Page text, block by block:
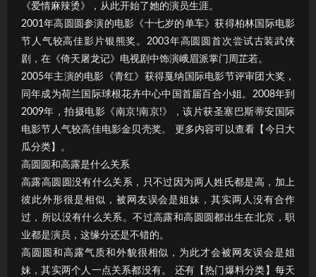
《爱情麻辣烫》，从此开始了她的演员生涯。
2001年高圆圆参演的电影《十七岁的单车》获得柏林国际电影
节人气较高佳影片银熊奖。2003年高圆圆首次尝试古装武侠
剧，在《倚天屠龙记》电视剧中饰演峨眉派掌门周芷若。
2005年主演的电影《青红》获得戛纳国际电影节评审团大奖，
同年成为荷兰国际球根花卉中心中国首届百合小姐。2008年到
2009年，拍摄电影《南京!南京!》，该片获圣塞巴斯蒂安国际
电影节人气较高佳电影金贝壳奖。 更多内容可以查看【今日大
瓜分类】。
高圆圆和高露是什么关系
高露高圆圆没有什么关系，只不过因为两人姓氏都是高，加上
彼此外形很是相似，被网友误会是姐妹，其实两人没有合作
过，所以没有什么关系。不过高露和高圆圆都出生在北京，职
业都是演员，这缘分还是不错的。
高圆圆和高露气质和外貌很相似，为此才会被网友误会是姐
妹，其实两个人一点关系都没有。 还有【热门爆料分类】每天